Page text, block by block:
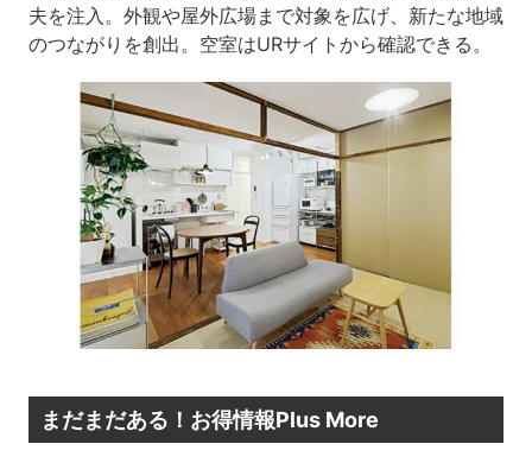
夫を注入。外観や屋外広場まで対象を広げ、新たな地域
のつながりを創出。空室はURサイトから確認できる。
まだまだある！お得情報Plus More